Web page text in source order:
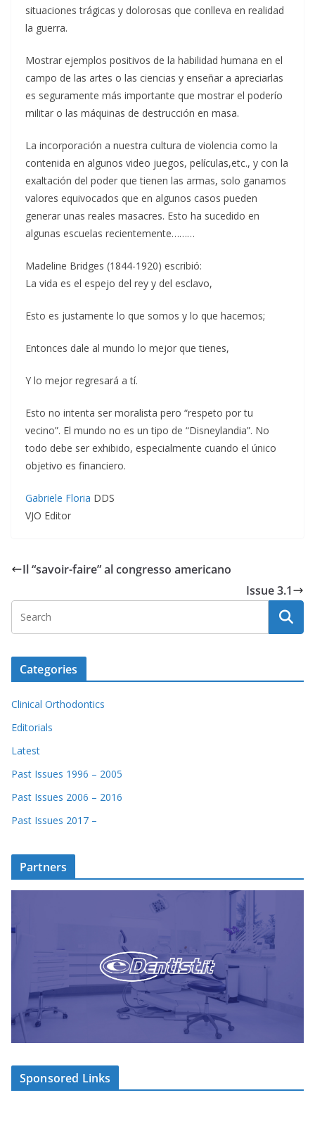
situaciones trágicas y dolorosas que conlleva en realidad
la guerra.
Mostrar ejemplos positivos de la habilidad humana en el
campo de las artes o las ciencias y enseñar a apreciarlas
es seguramente más importante que mostrar el poderío
militar o las máquinas de destrucción en masa.
La incorporación a nuestra cultura de violencia como la
contenida en algunos video juegos, películas,etc., y con la
exaltación del poder que tienen las armas, solo ganamos
valores equivocados que en algunos casos pueden
generar unas reales masacres. Esto ha sucedido en
algunas escuelas recientemente………
Madeline Bridges (1844-1920) escribió:
La vida es el espejo del rey y del esclavo,
Esto es justamente lo que somos y lo que hacemos;
Entonces dale al mundo lo mejor que tienes,
Y lo mejor regresará a tí.
Esto no intenta ser moralista pero “respeto por tu
vecino”. El mundo no es un tipo de “Disneylandia”. No
todo debe ser exhibido, especialmente cuando el único
objetivo es financiero.
Gabriele Floria DDS
VJO Editor
Il “savoir-faire” al congresso americano
Issue 3.1
Categories
Clinical Orthodontics
Editorials
Latest
Past Issues 1996 – 2005
Past Issues 2006 – 2016
Past Issues 2017 –
Partners
Sponsored Links